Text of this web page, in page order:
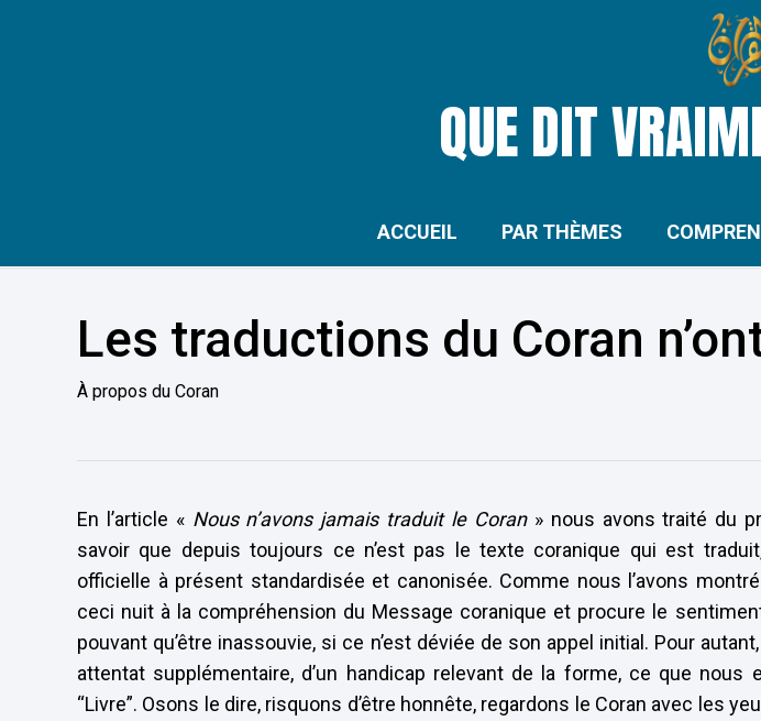
QUE DIT
ACCUEIL PAR THÈMES
Les traductions du Coran
À propos du Coran
En l’article « Nous n’avons jamais traduit le Coran» nous avons traité du
savoir que depuis toujours ce n’est pas le texte coranique qui est
officielle à présent standardisée et canonisée. Comme nous l’avons
ceci nuit à la compréhension du Message coranique et procure le
pouvant qu’être inassouvie, si ce n’est déviée de son appel initial. Pour
attentat supplémentaire, d’un handicap relevant de la forme, ce que
“Livre”. Osons le dire, risquons d’être honnête, regardons le Coran avec les